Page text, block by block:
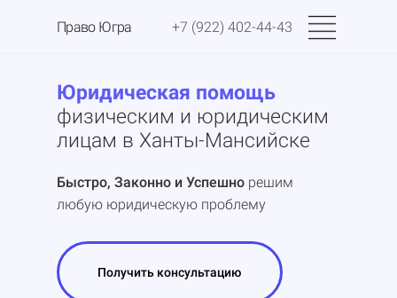
Право Югра +7 (922) 402-44-43
Юридическая помощь
физическим и юридическим
лицам в Ханты-Мансийске
Быстро, Законно и Успешно решим
любую юридическую проблему
Получить консультацию